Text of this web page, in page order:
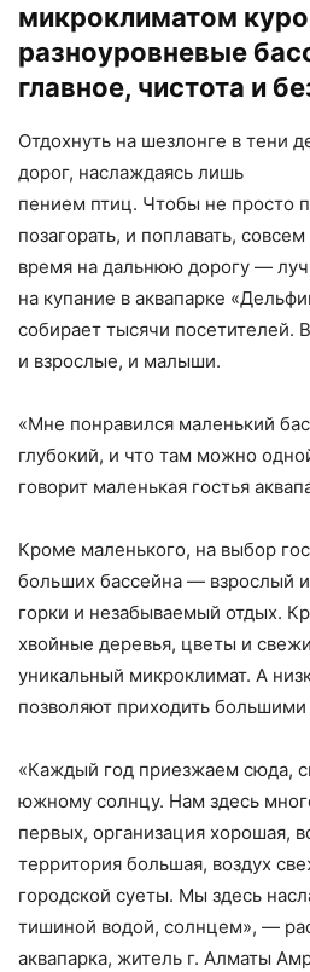
микроклиматом
разноуровневые
главное, чистота и
Отдохнуть на шезлонге в тени
дорог, наслаждаясь лишь
пением птиц. Чтобы не просто
позагорать, и поплавать,
время на дальнюю дорогу —
на купание в аквапарке
собирает тысячи посетителей.
и взрослые, и малыши.
«Мне понравился маленький
глубокий, и что там можно
говорит маленькая гостья
Кроме маленького, на выбор
больших бассейна — взрослый
горки и незабываемый отдых.
хвойные деревья, цветы и
уникальный микроклимат. А
позволяют приходить
«Каждый год приезжаем сюда,
южному солнцу. Нам здесь
первых, организация хорошая,
территория большая, воздух
городской суеты. Мы здесь
тишиной водой, солнцем», —
аквапарка, житель г. Алматы